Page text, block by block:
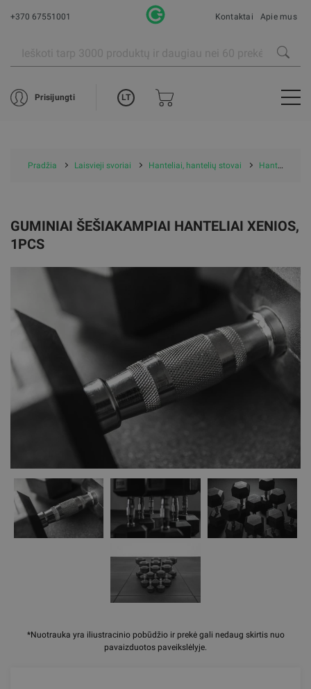
+370 67551001 Kontaktai Apie mus
Prisijungti LT
Pradžia Laisvieji svoriai Hanteliai, hantelių stovai Hanteliai
*Nuotrauka yra iliustracinio pobūdžio ir prekė gali nedaug skirtis nuo
pavaizduotos paveikslėlyje.
GUMINIAI ŠEŠIAKAMPIAI HANTELIAI XENIOS,
1PCS